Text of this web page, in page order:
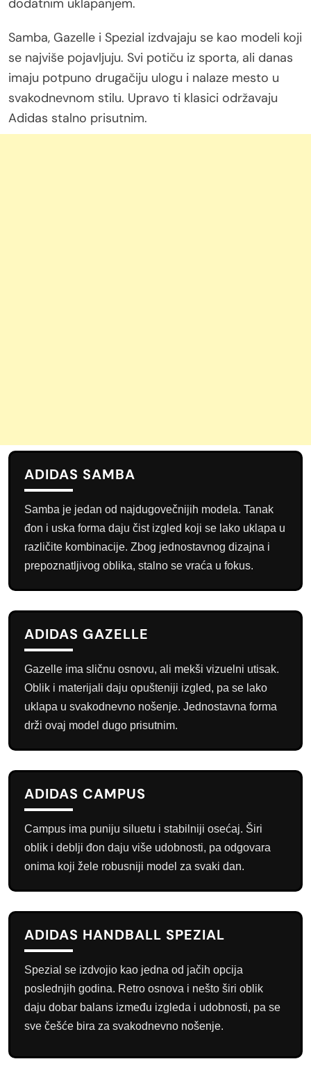
dodatnim uklapanjem.
Samba, Gazelle i Spezial izdvajaju se kao modeli koji
se najviše pojavljuju. Svi potiču iz sporta, ali danas
imaju potpuno drugačiju ulogu i nalaze mesto u
svakodnevnom stilu. Upravo ti klasici održavaju
Adidas stalno prisutnim.
ADIDAS SAMBA
Samba je jedan od najdugovečnijih modela. Tanak
đon i uska forma daju čist izgled koji se lako uklapa u
različite kombinacije. Zbog jednostavnog dizajna i
prepoznatljivog oblika, stalno se vraća u fokus.
ADIDAS GAZELLE
Gazelle ima sličnu osnovu, ali mekši vizuelni utisak.
Oblik i materijali daju opušteniji izgled, pa se lako
uklapa u svakodnevno nošenje. Jednostavna forma
drži ovaj model dugo prisutnim.
ADIDAS CAMPUS
Campus ima puniju siluetu i stabilniji osećaj. Širi
oblik i deblji đon daju više udobnosti, pa odgovara
onima koji žele robusniji model za svaki dan.
ADIDAS HANDBALL SPEZIAL
Spezial se izdvojio kao jedna od jačih opcija
poslednjih godina. Retro osnova i nešto širi oblik
daju dobar balans između izgleda i udobnosti, pa se
sve češće bira za svakodnevno nošenje.